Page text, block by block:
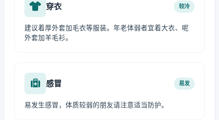
穿衣 较冷
建议着厚外套加毛衣等服装。年老体弱者宜着大衣、呢
外套加羊毛衫。
感冒 易发
易发生感冒，体质较弱的朋友请注意适当防护。